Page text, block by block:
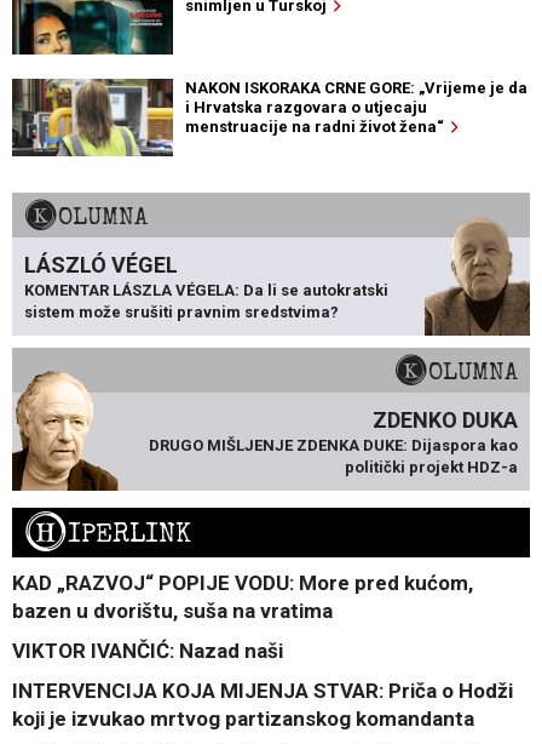
snimljen u Turskoj
NAKON ISKORAKA CRNE GORE: „Vrijeme je da
i Hrvatska razgovara o utjecaju
menstruacije na radni život žena“
KOLUMNA
LÁSZLÓ VÉGEL
KOMENTAR LÁSZLA VÉGELA: Da li se autokratski
sistem može srušiti pravnim sredstvima?
KOLUMNA
ZDENKO DUKA
DRUGO MIŠLJENJE ZDENKA DUKE: Dijaspora kao
politički projekt HDZ-a
HIPERLINK
KAD „RAZVOJ“ POPIJE VODU: More pred kućom,
bazen u dvorištu, suša na vratima
VIKTOR IVANČIĆ: Nazad naši
INTERVENCIJA KOJA MIJENJA STVAR: Priča o Hodži
koji je izvukao mrtvog partizanskog komandanta